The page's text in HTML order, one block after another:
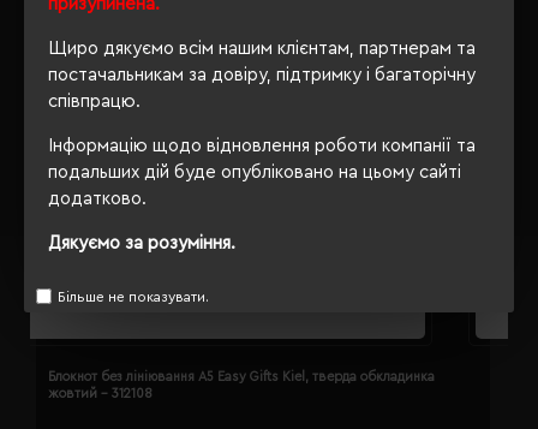
призупинена.
Щиро дякуємо всім нашим клієнтам, партнерам та
постачальникам за довіру, підтримку і багаторічну
співпрацю.
Інформацію щодо відновлення роботи компанії та
подальших дій буде опубліковано на цьому сайті
додатково.
Дякуємо за розуміння.
Більше не показувати.
Блокнот без лініювання A5 Easy Gifts Kiel, тверда обкладинка
жовтий - 312108